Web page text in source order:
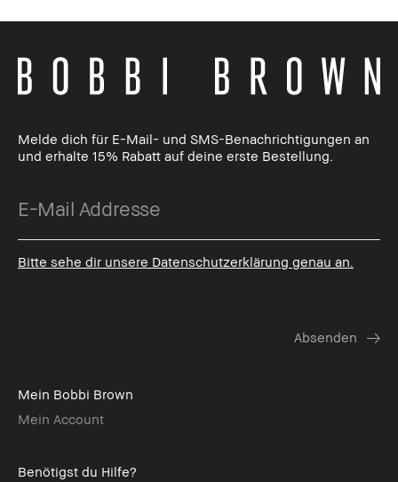
Melde dich für E-Mail- und SMS-Benachrichtigungen an
und erhalte 15% Rabatt auf deine erste Bestellung.
Bitte sehe dir unsere Datenschutzerklärung genau an.
Mein Bobbi Brown
Mein Account
Benötigst du Hilfe?